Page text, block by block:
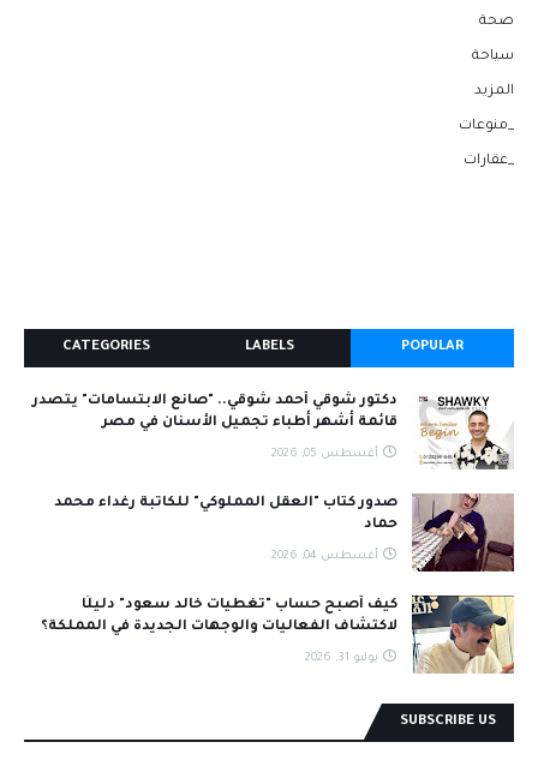
صحة
سياحة
المزيد
_منوعات
_عقارات
POPULAR
LABELS
CATEGORIES
دكتور شوقي أحمد شوقي.. "صانع الابتسامات" يتصدر
قائمة أشهر أطباء تجميل الأسنان في مصر
أغسطس 05, 2026
صدور كتاب "العقل المملوكي" للكاتبة رغداء محمد
حماد
أغسطس 04, 2026
كيف أصبح حساب "تغطيات خالد سعود" دليلًا
لاكتشاف الفعاليات والوجهات الجديدة في المملكة؟
يوليو 31, 2026
SUBSCRIBE US